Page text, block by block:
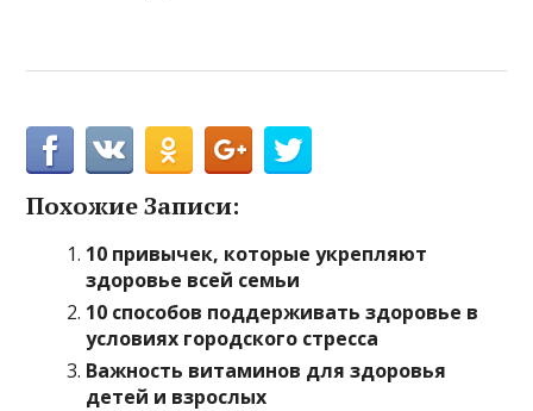
Похожие Записи:
10 привычек, которые укрепляют
здоровье всей семьи
10 способов поддерживать здоровье в
условиях городского стресса
Важность витаминов для здоровья
детей и взрослых